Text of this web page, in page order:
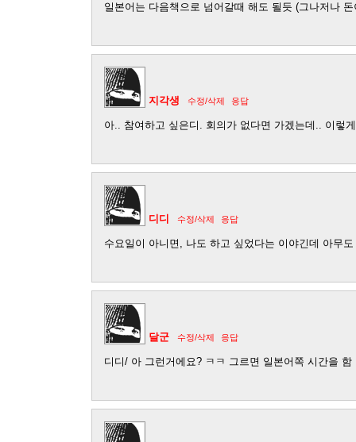
일본어는 다음책으로 넘어갈때 해도 될듯 (그나저나
지각생 수정/삭제 응답
아.. 참여하고 싶은디. 회의가 없다면 가겠는데.. 이렇
디디 수정/삭제 응답
수요일이 아니면, 나도 하고 싶었다는 이야긴데 아무
달군 수정/삭제 응답
디디/ 아 그런거에요? ㅋㅋ 그르면 일본어쪽 시간을